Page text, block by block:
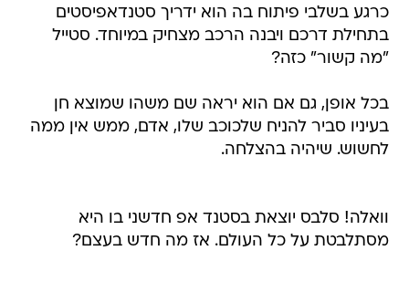
כרגע בשלבי פיתוח בה הוא ידריך סטנדאפיסטים
בתחילת דרכם ויבנה הרכב מצחיק במיוחד. סטייל
"מה קשור" כזה?
בכל אופן, גם אם הוא יראה שם משהו שמוצא חן
בעיניו סביר להניח שלכוכב שלו, אדם, ממש אין ממה
לחשוש. שיהיה בהצלחה.
וואלה! סלבס יוצאת בסטנד אפ חדשני בו היא
מסתלבטת על כל העולם. אז מה חדש בעצם?